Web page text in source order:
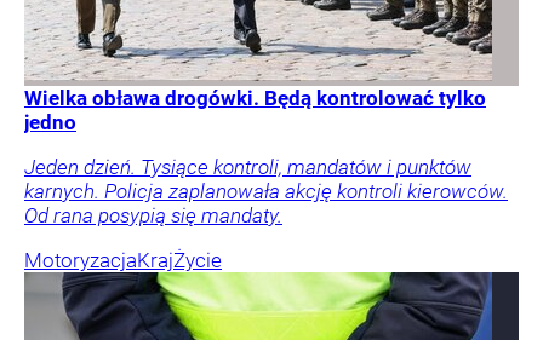
Wielka obława drogówki. Będą kontrolować tylko
jedno
Jeden dzień. Tysiące kontroli, mandatów i punktów
karnych. Policja zaplanowała akcję kontroli kierowców.
Od rana posypią się mandaty.
MotoryzacjaKrajŻycie